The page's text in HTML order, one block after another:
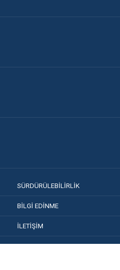
SÜRDÜRÜLEBİLİRLİK
BİLGİ EDİNME
İLETİŞİM